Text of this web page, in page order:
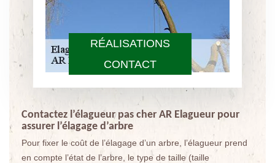
RÉALISATIONS
CONTACT
Contactez l’élagueur pas cher AR Elagueur pour
assurer l’élagage d’arbre
Pour fixer le coût de l’élagage d’un arbre, l’élagueur prend
en compte l’état de l’arbre, le type de taille (taille